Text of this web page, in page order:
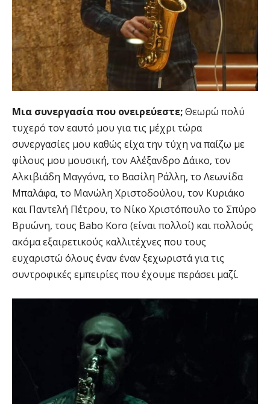
Μια συνεργασία που ονειρεύεστε;Θεωρώ πολύ
τυχερό τον εαυτό μου για τις μέχρι τώρα
συνεργασίες μου καθώς είχα την τύχη να παίζω με
φίλους μου μουσική, τον Αλέξανδρο Δάικο, τον
Αλκιβιάδη Μαγγόνα, το Βασίλη Ράλλη, το Λεωνίδα
Μπαλάφα, το Μανώλη Χριστοδούλου, τον Κυριάκο
και Παντελή Πέτρου, το Νίκο Χριστόπουλο το Σπύρο
Βρυώνη, τους Babo Koro (είναι πολλοί) και πολλούς
ακόμα εξαιρετικούς καλλιτέχνες που τους
ευχαριστώ όλους έναν έναν ξεχωριστά για τις
συντροφικές εμπειρίες που έχουμε περάσει μαζί.